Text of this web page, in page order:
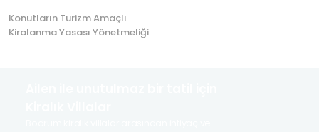
Konutların Turizm Amaçlı
Kiralanma Yasası Yönetmeliği